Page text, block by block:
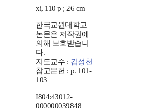
xi, 110 p ; 26 cm
한국교원대학교
논문은 저작권에
의해 보호받습니
다.
지도교수 : 김성천
참고문헌 : p. 101-
103
I804:43012-
000000039848